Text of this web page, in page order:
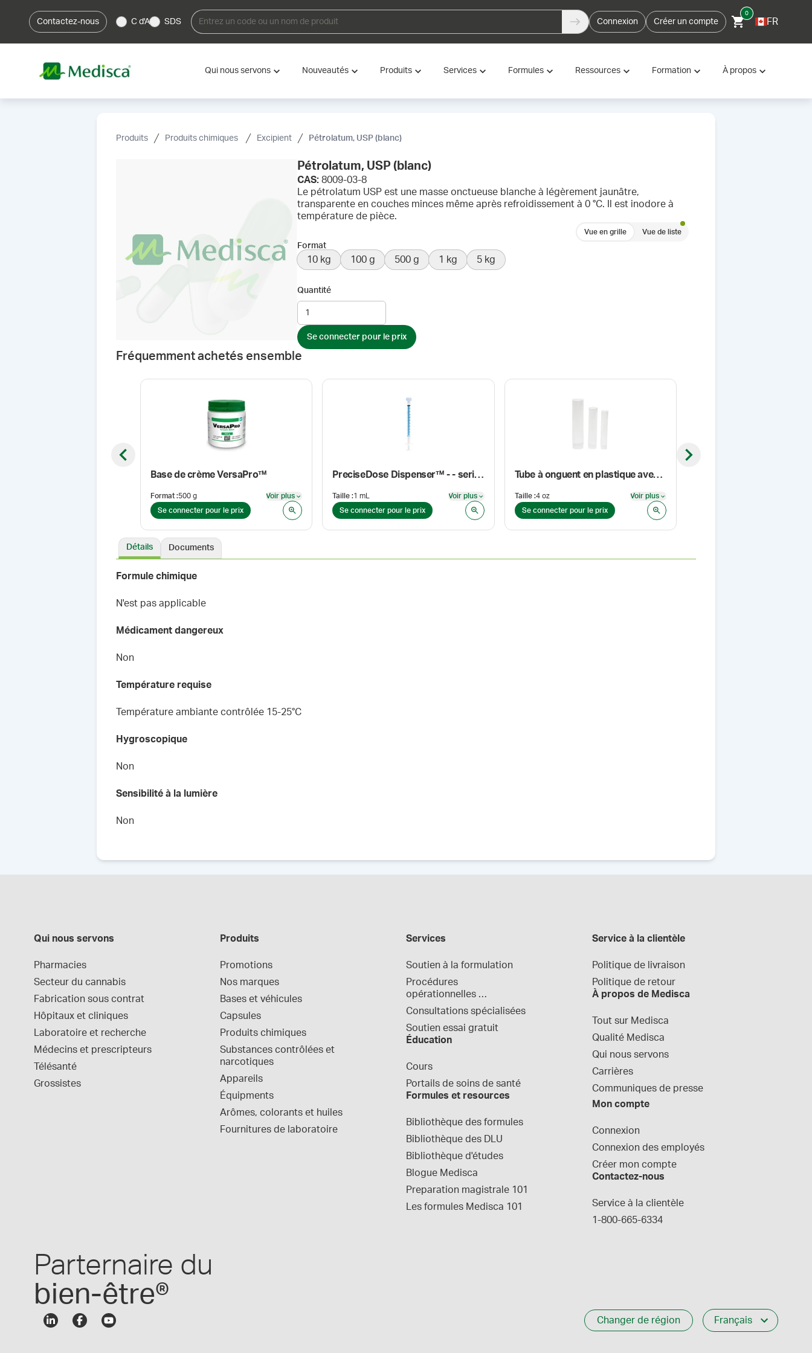
Contactez-nous C d'A SDS Connexion Créer un compte
0
FR
Qui nous servons Nouveautés Produits Services Formules Ressources Formation À propos
Produits Produits chimiques Excipient Pétrolatum, USP (blanc)
Pétrolatum, USP (blanc)
CAS: 8009-03-8
Le pétrolatum USP est une masse onctueuse blanche à légèrement jaunâtre,
transparente en couches minces même après refroidissement à 0 °C. Il est inodore à
température de pièce.
Vue en grille Vue de liste
Format
10 kg 100 g 500 g 1 kg 5 kg
Quantité
Se connecter pour le prix
Fréquemment achetés ensemble
Base de crème VersaPro™
Format :500 g Voir plus
Se connecter pour le prix
PreciseDose Dispenser™ - - seringue avec capuchon
Taille :1 mL Voir plus
Se connecter pour le prix
Tube à onguent en plastique avec bouchon
Taille:4 oz Voir plus
Se connecter pour le prix
Previous slide Next slide
Détails Documents
Formule chimique
N'est pas applicable
Médicament dangereux
Non
Température requise
Température ambiante contrôlée 15-25°C
Hygroscopique
Non
Sensibilité à la lumière
Non
Qui nous servons
Pharmacies
Secteur du cannabis
Fabrication sous contrat
Hôpitaux et cliniques
Laboratoire et recherche
Médecins et prescripteurs
Télésanté
Grossistes
Produits
Promotions
Nos marques
Bases et véhicules
Capsules
Produits chimiques
Substances contrôlées et
narcotiques
Appareils
Équipments
Arômes, colorants et huiles
Fournitures de laboratoire
Services
Soutien à la formulation
Procédures
opérationnelles
normalisées
Consultations spécialisées
Soutien essai gratuit
Éducation
Cours
Portails de soins de santé
Formules et resources
Bibliothèque des formules
Bibliothèque des DLU
Bibliothèque d'études
Blogue Medisca
Preparation magistrale 101
Les formules Medisca 101
Service à la clientèle
Politique de livraison
Politique de retour
À propos de Medisca
Tout sur Medisca
Qualité Medisca
Qui nous servons
Carrières
Communiques de presse
Mon compte
Connexion
Connexion des employés
Créer mon compte
Contactez-nous
Service à la clientèle
1-800-665-6334
Parternaire du
bien-être®
Changer de région Français